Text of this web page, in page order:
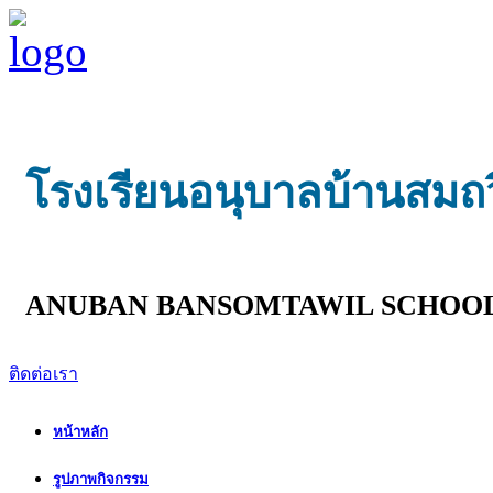
โรงเรียนอนุบาลบ้านสม
ANUBAN BANSOMTAWIL
ติดต่อเรา
หน้าหลัก
รูปภาพกิจกรรม